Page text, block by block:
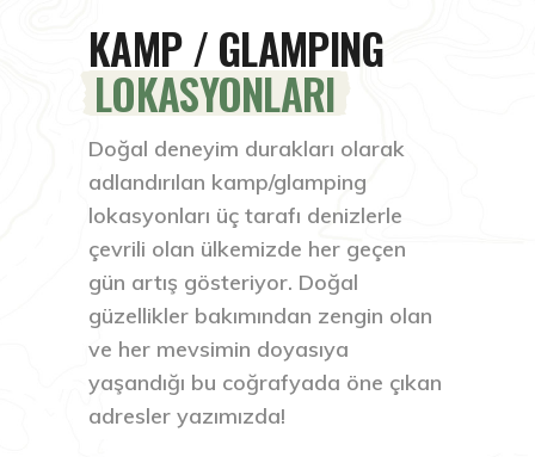
KAMP / GLAMPING
LOKASYONLARI
Doğal deneyim durakları olarak
adlandırılan kamp/glamping
lokasyonları üç tarafı denizlerle
çevrili olan ülkemizde her geçen
gün artış gösteriyor. Doğal
güzellikler bakımından zengin olan
ve her mevsimin doyasıya
yaşandığı bu coğrafyada öne çıkan
adresler yazımızda!